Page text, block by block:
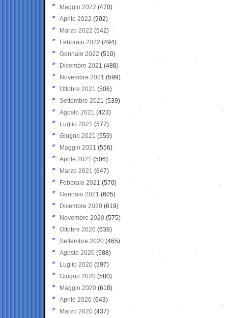
Maggio 2022 (470)
Aprile 2022 (502)
Marzo 2022 (542)
Febbraio 2022 (494)
Gennaio 2022 (510)
Dicembre 2021 (488)
Novembre 2021 (599)
Ottobre 2021 (506)
Settembre 2021 (539)
Agosto 2021 (423)
Luglio 2021 (577)
Giugno 2021(559)
Maggio 2021 (556)
Aprile 2021 (506)
Marzo 2021 (647)
Febbraio 2021 (570)
Gennaio 2021 (605)
Dicembre 2020 (619)
Novembre 2020 (575)
Ottobre 2020 (638)
Settembre 2020(465)
Agosto 2020 (588)
Luglio 2020 (597)
Giugno 2020 (580)
Maggio 2020 (618)
Aprile 2020 (643)
Marzo 2020 (437)